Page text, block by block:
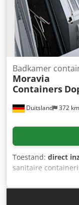
Duitsland 372 km
Badkamer
Moravia
Containers
Toestand: direct
sanitaire
containers,
Containers of
containers (L/B/